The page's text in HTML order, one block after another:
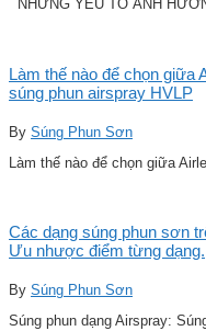
NHỮNG YẾU TỐ ẢNH
Làm thế nào để chọn giữa
súng phun airspray HVLP
By Súng Phun Sơn
Làm thế nào để chọn giữa
Các dạng súng phun sơn
Ưu nhược điểm từng dạng.
By Súng Phun Sơn
Súng phun dạng Airspray: